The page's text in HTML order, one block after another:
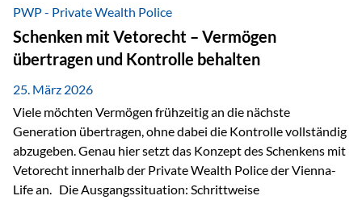
und Unternehmen. Ein wesentliches Merkmal ist die
Staatsfinanzierung: Liechtenstein weist keine
Staatsschulden auf, und der Schutz der wirtschaftlichen
Interessen der Bevölkerung ist in der Verfassung verankert.
Besonders hervorzuheben ist hierbei Artikel 14 der
liechtensteinischen Verfassung. Darin…
PWP - Private Wealth Police
Schenken mit Vetorecht – Vermögen
übertragen und Kontrolle behalten
25. März 2026
Viele möchten Vermögen frühzeitig an die nächste
Generation übertragen, ohne dabei die Kontrolle vollständig
abzugeben. Genau hier setzt das Konzept des Schenkens mit
Vetorecht innerhalb der Private Wealth Police der Vienna-
Life an. Die Ausgangssituation: Schrittweise